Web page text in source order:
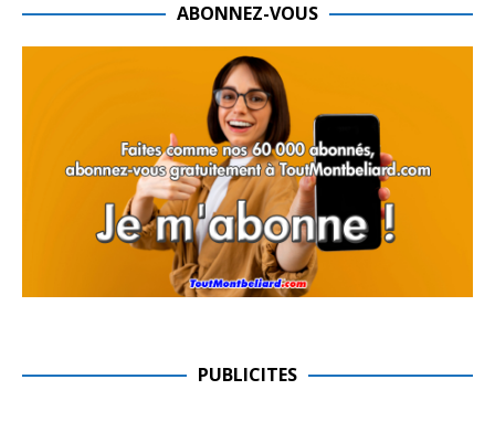
ABONNEZ-VOUS
PUBLICITES